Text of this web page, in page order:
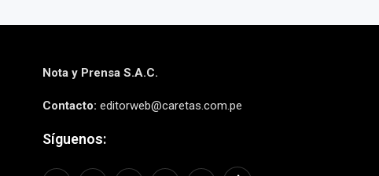
Nota y Prensa S.A.C.
Contacto: editorweb@caretas.com.pe
Síguenos: